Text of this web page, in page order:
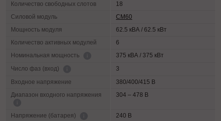
Количество свободных слотов
18
Силовой модуль
СМ60
Мощность модуля
62.5 кВА / 62.5 кВт
Количество активных модулей
6
Номинальная мощность
375 кВА / 375 кВт
Число фаз (вход)
3
Входное напряжение
380/400/415 В
Диапазон входного напряжения
304 – 478 В
Напряжение (батарея)
240 В